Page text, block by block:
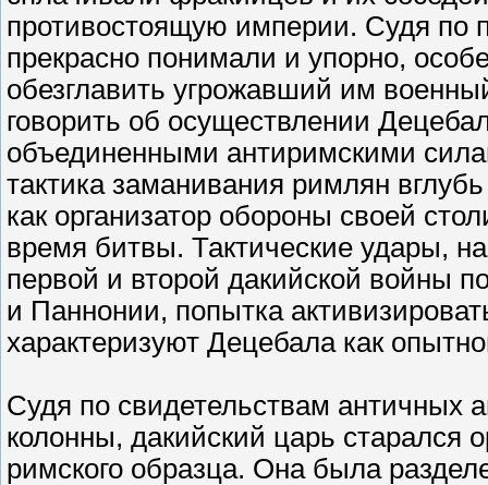
противостоящую империи. Судя по
прекрасно понимали и упорно,
обезглавить угрожавший им
говорить об осуществлении
объединенными антиримскими
тактика заманивания римлян
как организатор обороны своей
время битвы. Тактические удары,
первой и второй дакийской войны
и Паннонии, попытка
характеризуют Децебала как
Судя по свидетельствам античных
колонны, дакийский царь старался
римского образца. Она была